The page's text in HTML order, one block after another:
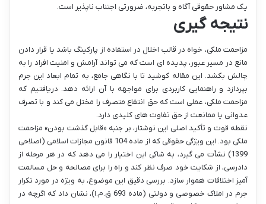
یک مشاور حقوقی آگاه و باتجربه، ضرورتی اجتناب ناپذیر است.
نتیجه گیری
مزاحمت ملکی، خواه در قالب اخلال در استفاده از پارکینگ باشد یا قرار دادن
مانع در مسیر عبور، پدیده ای است که می تواند آرامش و امنیت افراد را به
چالش بکشد. این مقاله کوشید تا با نگاهی جامع، به تمام ابعاد این جرم
بپردازد و راهنمایی کاربردی برای مواجهه با آن ارائه دهد. دریافتیم که
مزاحمت ملکی، عملی است که حق انتفاع متصرف را مختل می کند و با تصرف
عدوانی یا ممانعت از حق تفاوت های کلیدی دارد.
نقطه قوت و تأکید اصلی این نوشتار، بر جنبه «قابل گذشت بودن» مزاحمت
ملکی بود. این ویژگی حقوقی که از ماده 104 قانون مجازات اسلامی (اصلاحی
1399) نشأت می گیرد، به شاکی این اختیار را می دهد که در هر مرحله از
دادرسی، از شکایت خود صرف نظر کند و راه را برای مصالحه و حل مسالمت
آمیز اختلافات هموار سازد. بررسی دقیق این موضوع، به ویژه در مورد تکرار
جرم در املاک خصوصی و دولتی (ماده 693 ق.م.ا)، نشان داد که اگرچه در